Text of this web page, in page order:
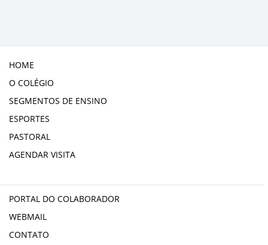
HOME
O COLÉGIO
SEGMENTOS DE ENSINO
ESPORTES
PASTORAL
AGENDAR VISITA
PORTAL DO COLABORADOR
WEBMAIL
CONTATO